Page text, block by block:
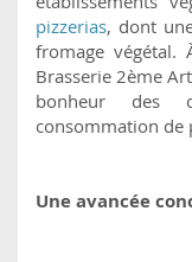
pizzerias, dont
fromage végétal.
Brasserie 2ème
bonheur des
consommation de
Une avancée